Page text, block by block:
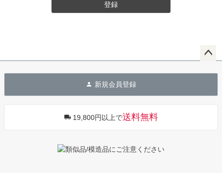
登録
へ
新規会員登録
19,800円以上で送料無料